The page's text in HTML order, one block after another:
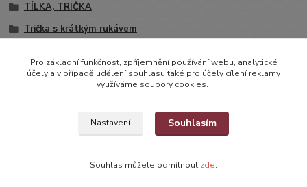
TÍLKA, TRIČKA
Trička s krátkým rukávem
Pro základní funkčnost, zpříjemnění používání webu, analytické
účely a v případě udělení souhlasu také pro účely cílení reklamy
využíváme soubory cookies.
Nastavení Souhlasím
Souhlas můžete odmítnout zde.